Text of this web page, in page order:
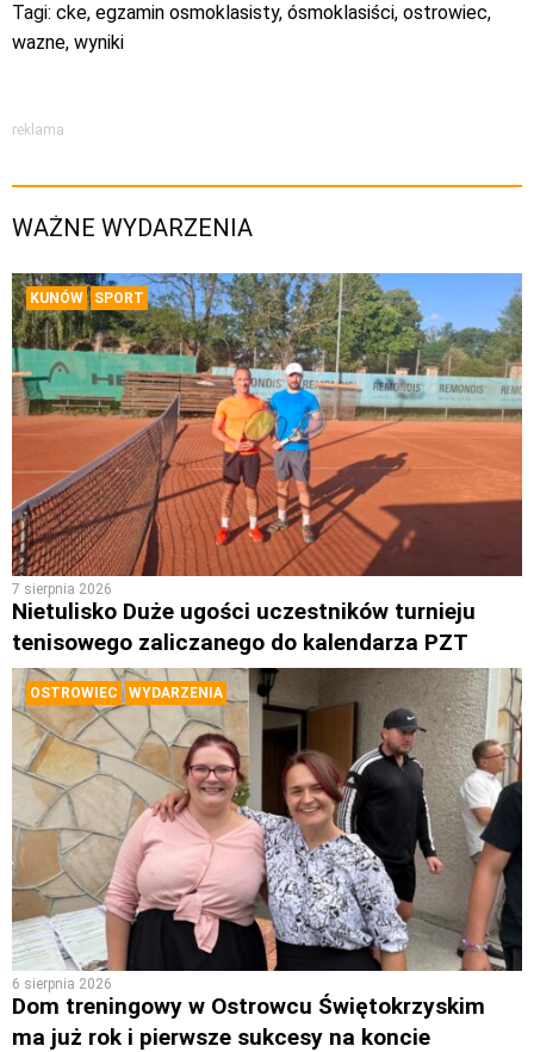
Tagi: cke, egzamin osmoklasisty, ósmoklasiści, ostrowiec,
wazne, wyniki
reklama
WAŻNE WYDARZENIA
KUNÓW SPORT
7 sierpnia 2026
Nietulisko Duże ugości uczestników turnieju
tenisowego zaliczanego do kalendarza PZT
OSTROWIEC WYDARZENIA
6 sierpnia 2026
Dom treningowy w Ostrowcu Świętokrzyskim
ma już rok i pierwsze sukcesy na koncie